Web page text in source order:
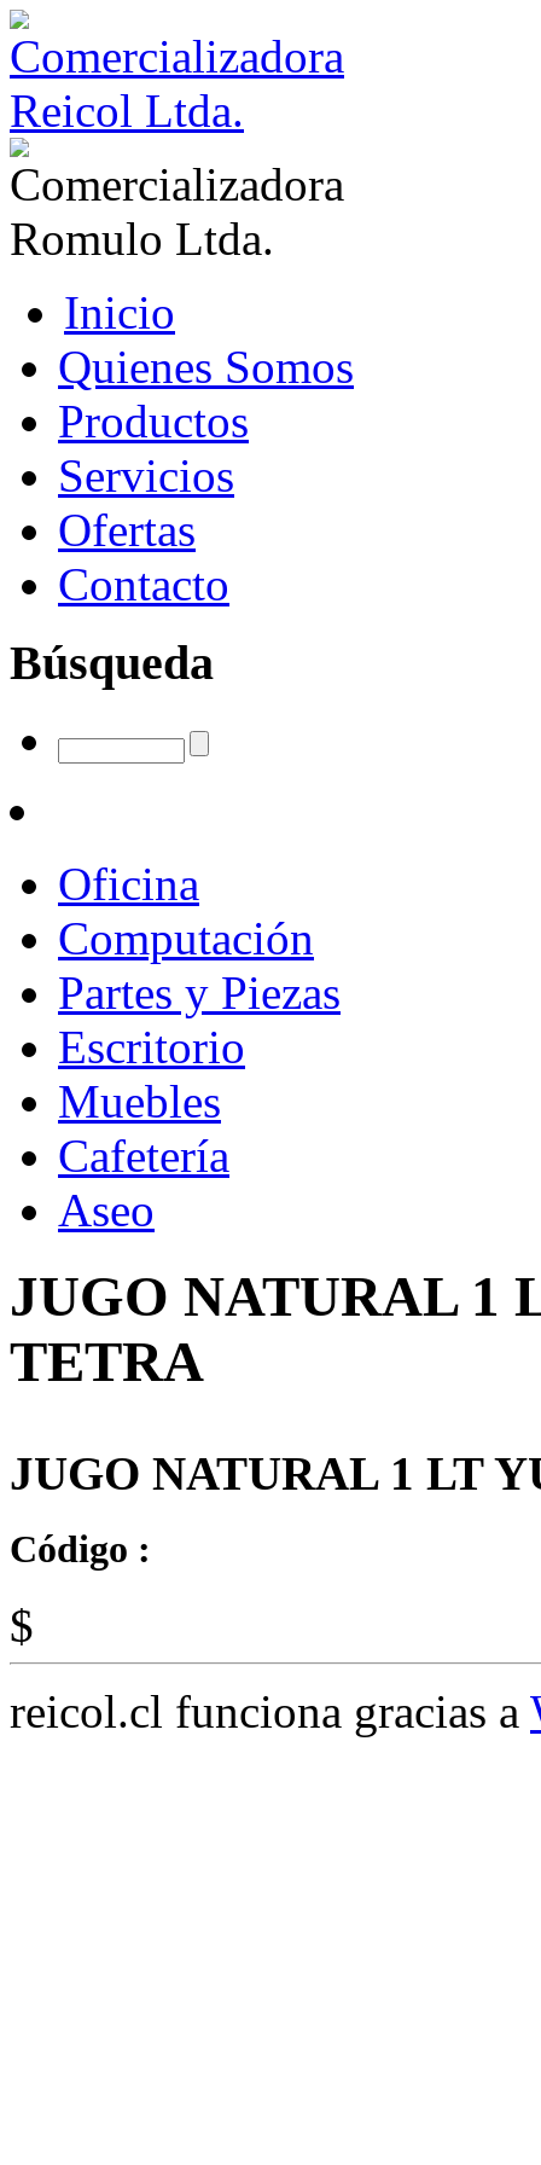
Inicio
Quienes Somos
Productos
Servicios
Ofertas
Contacto
Búsqueda
Oficina
Computación
Partes y Piezas
Escritorio
Muebles
Cafetería
Aseo
JUGO NATURAL 1
TETRA
JUGO NATURAL 1 LT
Código :
$
reicol.cl funciona gracias a